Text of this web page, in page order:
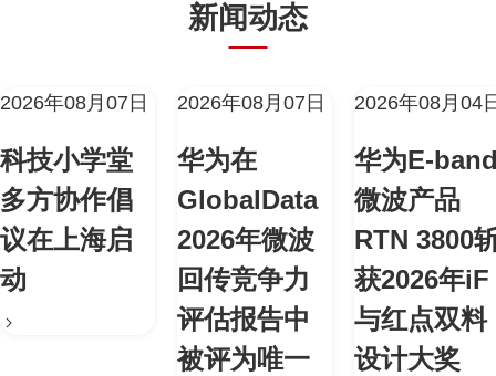
新闻动态
2026年08月07日
科技小学堂
多方协作倡
议在上海启
动
2026年08月07日
华为在
GlobalData
2026年微波
回传竞争力
评估报告中
被评为唯一
2026年08月04
华为E-
微波产品
RTN 3800
获2026年iF
与红点双料
设计大奖